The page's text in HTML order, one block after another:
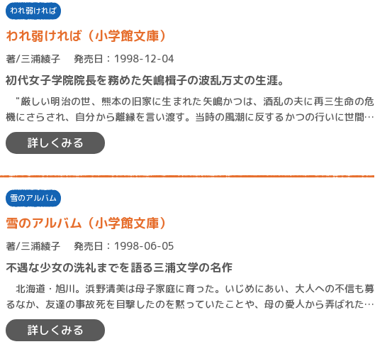
われ弱ければ
われ弱ければ（小学館文庫）
著/三浦綾子 発売日：1998-12-04
初代女子学院院長を務めた矢嶋楫子の波乱万丈の生涯。
"厳しい明治の世、熊本の旧家に生まれた矢嶋かつは、酒乱の夫に再三生命の危
機にさらされ、自分から離縁を言い渡す。当時の風潮に反するかつの行いに世間も
身内も冷たく、三人の子を置いて単身東京…
詳しくみる
雪のアルバム
雪のアルバム（小学館文庫）
著/三浦綾子 発売日：1998-06-05
不遇な少女の洗礼までを語る三浦文学の名作
北海道・旭川。浜野清美は母子家庭に育った。いじめにあい、大人への不信も募
るなか、友達の事故死を目撃したのを黙っていたことや、母の愛人から弄ばれたこ
となどから清美は暗く無口な子となってゆ…
詳しくみる